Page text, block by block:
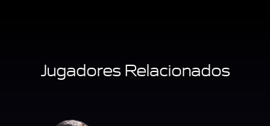
Jugadores Relacionados